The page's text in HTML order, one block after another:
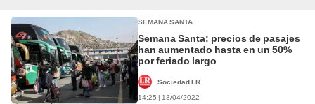
SEMANA SANTA
Semana Santa: precios de pasajes
han aumentado hasta en un 50%
por feriado largo
Sociedad LR
14:25 | 13/04/2022